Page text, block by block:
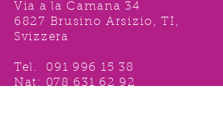
Via a la Camana 34
6827 Brusino Arsizio, TI,
Svizzera
Tel. 091 996 15 38
Nat:078 631 62 92